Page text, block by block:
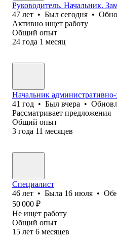
Руководитель. Начальник.
47 лет • Был сегодня •
Активно ищет работу
Общий опыт
24 года 1 месяц
Начальник административно-
41 год • Был вчера •
Рассматривает предложения
Общий опыт
3 года 11 месяцев
Специалист
46 лет • Была 16 июля •
50 000 ₽
Не ищет работу
Общий опыт
15 лет 6 месяцев